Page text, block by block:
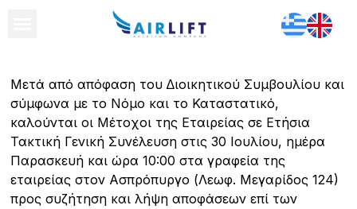
Μετά από απόφαση του ∆ιοικητικού Συµβουλίου και
σύµφωνα µε το Νόµο και το Καταστατικό,
καλούνται οι Μέτοχοι της Εταιρείας σε Ετήσια
Τακτική Γενική Συνέλευση στις 30 Ιουλίου, ηµέρα
Παρασκευή και ώρα 10:00 στα γραφεία της
εταιρείας στον Ασπρόπυργο (Λεωφ. Μεγαρίδος 124)
προς συζήτηση και λήψη αποφάσεων επί των